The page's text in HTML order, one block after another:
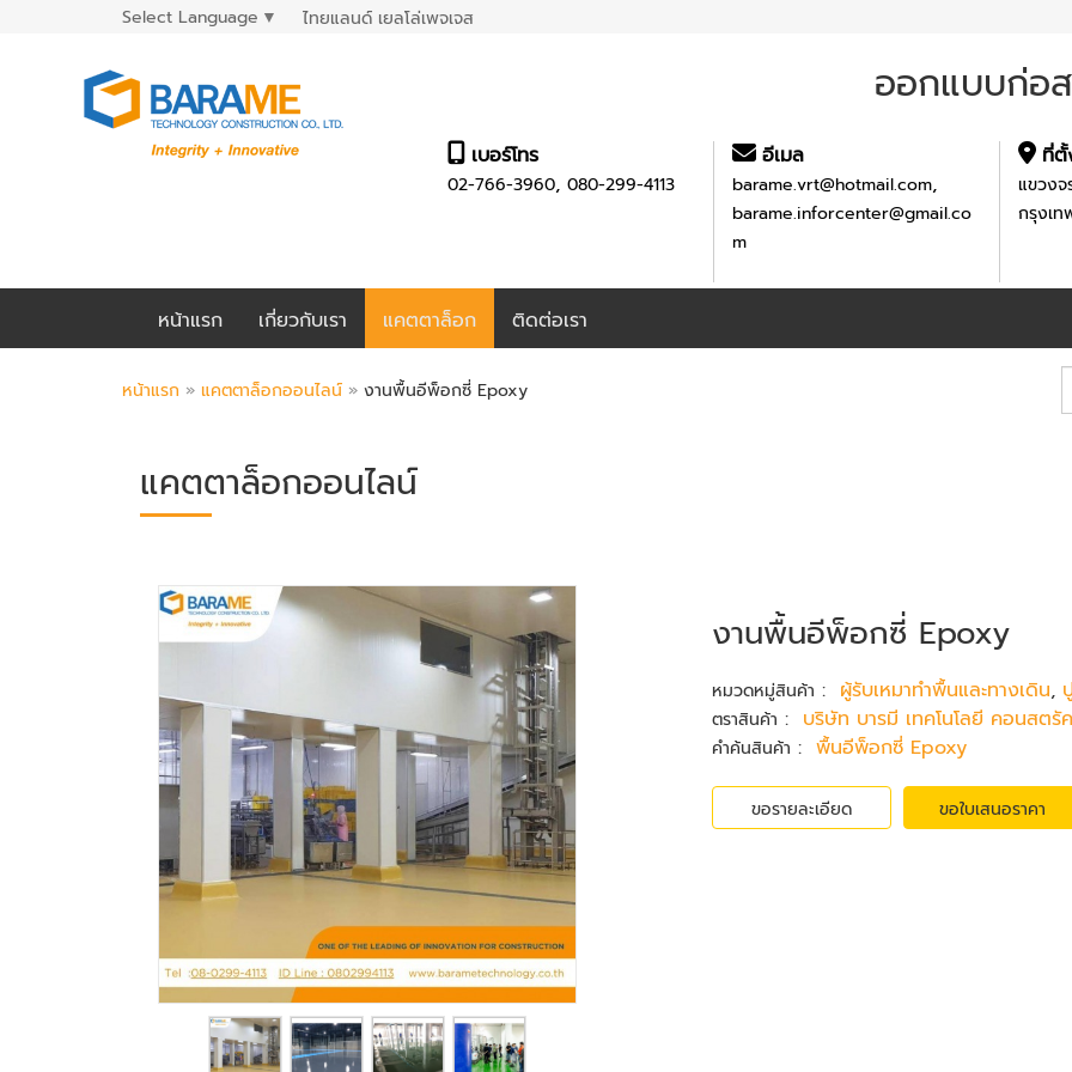
Select Language ▼ ไทยแลนด์ เยลโล่เพจเจส
ออกแบบก่อ
เบอร์โทร
02-766-3960, 080-299-4113
อีเมล
barame.vrt@hotmail.com,
barame.inforcenter@gmail.co
m
ที่
แขวงจ
กรุงเ
หน้าแรก เกี่ยวกับเรา แคตตาล็อก ติดต่อเรา
หน้าแรก » แคตตาล็อกออนไลน์ » งานพื้นอีพ็อกซี่ Epoxy
แคตตาล็อกออนไลน์
งานพื้นอีพ็อกซี่ Epoxy
หมวดหมู่สินค้า : ผู้รับเหมาทำพื้นและทางเดิน,
ตราสินค้า : บริษัท บารมี เทคโนโลยี คอนสตรั
คำค้นสินค้า : พื้นอีพ็อกซี่ Epoxy
ขอรายละเอียด ขอใบเสนอราคา